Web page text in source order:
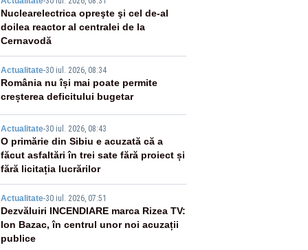
Nuclearelectrica opreşte şi cel de-al
doilea reactor al centralei de la
Cernavodă
Actualitate-30 iul. 2026, 08:34
România nu își mai poate permite
creșterea deficitului bugetar
Actualitate-30 iul. 2026, 08:43
O primărie din Sibiu e acuzată că a
făcut asfaltări în trei sate fără proiect și
fără licitația lucrărilor
Actualitate-30 iul. 2026, 07:51
Dezvăluiri INCENDIARE marca Rizea TV:
Ion Bazac, în centrul unor noi acuzații
publice